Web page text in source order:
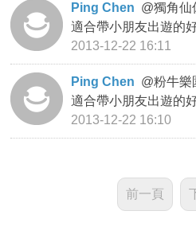
Ping Chen @獨角仙
適合帶小朋友出遊的
2013-12-22 16:11
Ping Chen @粉牛樂
適合帶小朋友出遊的
2013-12-22 16:10
前一頁